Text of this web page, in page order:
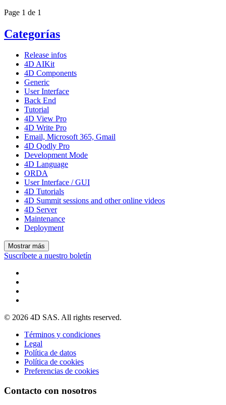
Page 1 de 1
Categorías
Release infos
4D AIKit
4D Components
Generic
User Interface
Back End
Tutorial
4D View Pro
4D Write Pro
Email, Microsoft 365, Gmail
4D Qodly Pro
Development Mode
4D Language
ORDA
User Interface / GUI
4D Tutorials
4D Summit sessions and other online videos
4D Server
Maintenance
Deployment
Mostrar más
Suscríbete a nuestro boletín
© 2026 4D SAS. All rights reserved.
Términos y condiciones
Legal
Política de datos
Política de cookies
Preferencias de cookies
Contacto con nosotros